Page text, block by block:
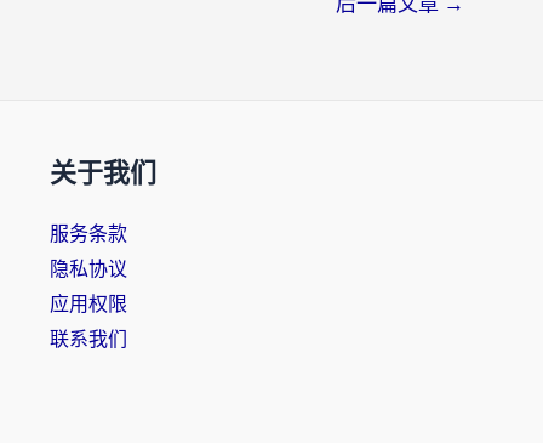
关于我们
服务条款
隐私协议
应用权限
联系我们